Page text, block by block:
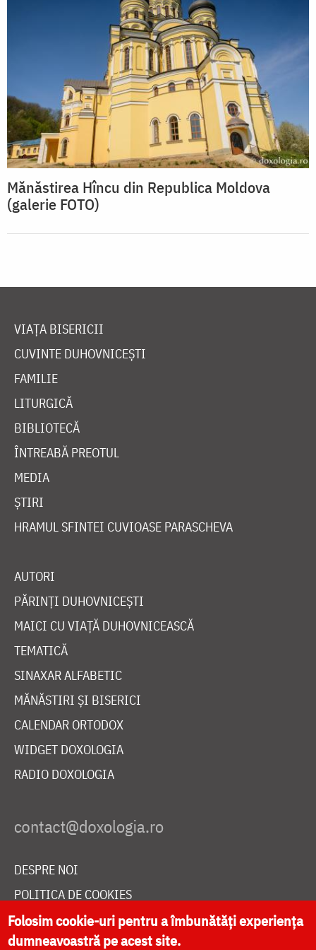
Mănăstirea Hîncu din Republica Moldova
(galerie FOTO)
VIAȚA BISERICII
CUVINTE DUHOVNICEȘTI
FAMILIE
LITURGICĂ
BIBLIOTECĂ
ÎNTREABĂ PREOTUL
MEDIA
ȘTIRI
HRAMUL SFINTEI CUVIOASE PARASCHEVA
AUTORI
PĂRINȚI DUHOVNICEȘTI
MAICI CU VIAȚĂ DUHOVNICEASCĂ
TEMATICĂ
SINAXAR ALFABETIC
MĂNĂSTIRI ȘI BISERICI
CALENDAR ORTODOX
WIDGET DOXOLOGIA
RADIO DOXOLOGIA
DESPRE NOI
POLITICA DE COOKIES
DONEAZĂ ONLINE PENTRU CATEDRALA NAȚIONALĂ
Folosim cookie-uri pentru a îmbunătăți experiența
dumneavoastră pe acest site.